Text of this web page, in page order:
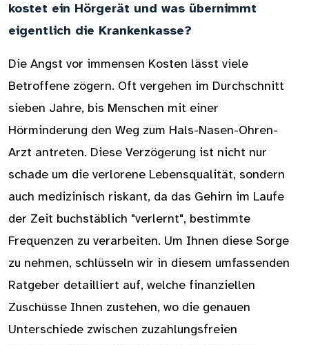
kostet ein Hörgerät und was übernimmt
eigentlich die Krankenkasse?
Die Angst vor immensen Kosten lässt viele
Betroffene zögern. Oft vergehen im Durchschnitt
sieben Jahre, bis Menschen mit einer
Hörminderung den Weg zum Hals-Nasen-Ohren-
Arzt antreten. Diese Verzögerung ist nicht nur
schade um die verlorene Lebensqualität, sondern
auch medizinisch riskant, da das Gehirn im Laufe
der Zeit buchstäblich "verlernt", bestimmte
Frequenzen zu verarbeiten. Um Ihnen diese Sorge
zu nehmen, schlüsseln wir in diesem umfassenden
Ratgeber detailliert auf, welche finanziellen
Zuschüsse Ihnen zustehen, wo die genauen
Unterschiede zwischen zuzahlungsfreien